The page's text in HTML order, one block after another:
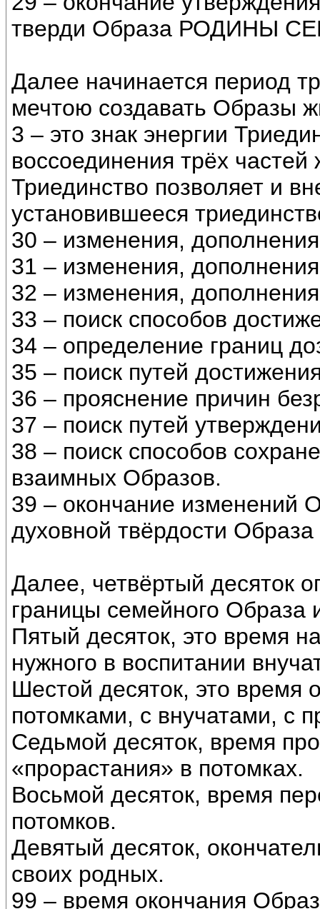
тверди Образа РОДИНЫ
Далее начинается период
мечтою создавать Образы
3 – это знак энергии
воссоединения трёх
Триединство позволяет и
установившееся
30 – изменения,
31 – изменения,
32 – изменения,
33 – поиск способов
34 – определение границ
35 – поиск путей
36 – прояснение причин
37 – поиск путей
38 – поиск способов
взаимных Образов.
39 – окончание изменений
духовной твёрдости
Далее, четвёртый десяток
границы семейного Образа
Пятый десяток, это время
нужного в воспитании
Шестой десяток, это время
потомками, с внучатами, с
Седьмой десяток, время
«прорастания» в потомках.
Восьмой десяток, время
потомков.
Девятый десяток,
своих родных.
99 – время окончания